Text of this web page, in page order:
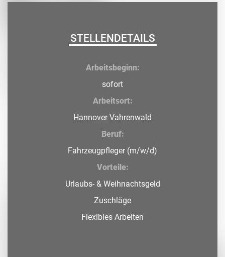
STELLENDETAILS
Arbeitsbeginn:
sofort
Arbeitsort:
Hannover Vahrenwald
Beruf:
Fahrzeugpfleger (m/w/d)
Vorteile:
Urlaubs- & Weihnachtsgeld
Zuschläge
Flexibles Arbeiten